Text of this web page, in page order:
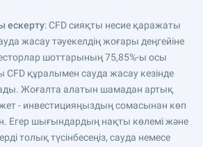
ескерту: CFD сияқты несие қаражаты
жасау тәуекелдің жоғары деңгейіне
шоттарының 75,85%-ы осы
CFD құралымен сауда жасау кезінде
Жоғалта алатын шамадан артық
- инвестицияңыздың сомасынан көп
Егер шығындардың нақты көлемі және
толық түсінбесеңіз, сауда немесе